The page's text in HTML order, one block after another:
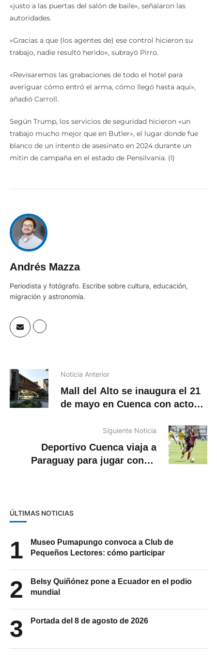
«justo a las puertas del salón de baile», señalaron las
autoridades.
«Gracias a que (los agentes de) ese control hicieron su
trabajo, nadie resultó herido», subrayó Pirro.
«Revisaremos las grabaciones de todo el hotel para
averiguar cómo entró el arma, cómo llegó hasta aquí»,
añadió Carroll.
Según Trump, los servicios de seguridad hicieron «un
trabajo mucho mejor que en Butler», el lugar donde fue
blanco de un intento de asesinato en 2024 durante un
mitin de campaña en el estado de Pensilvania. (I)
Andrés Mazza
Periodista y fotógrafo. Escribe sobre cultura, educación,
migración y astronomía.
Noticia Anterior
Mall del Alto se inaugura el 21
de mayo en Cuenca con acto
Siguiente Noticia
Deportivo Cuenca viaja a
Paraguay para jugar contra
ÚLTIMAS NOTICIAS
1
Museo Pumapungo convoca a Club de
Pequeños Lectores: cómo participar
2
Belsy Quiñónez pone a Ecuador en el podio
mundial
3 Portada del 8 de agosto de 2026